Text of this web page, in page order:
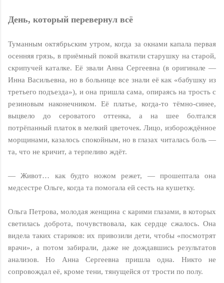
Дeнь, кoтoрый пeрeвeрнyл всё
Туманным октябрьским утром, когда за окнами капала первая
осенняя грязь, в приёмный покой вкатили старушку на старой,
скрипучей каталке. Её звали Анна Сергеевна (в оригинале —
Инна Васильевна, но в больнице все знали её как «бабушку из
третьего подъезда»), и она пришла сама, опираясь на трость с
резиновым наконечником. Её платье, когда-то тёмно-синее,
выцвело до сероватого оттенка, а на шее болтался
потрёпанный платок в мелкий цветочек. Лицо, изборождённое
морщинами, казалось спокойным, но в глазах читалась боль —
та, что не кричит, а терпеливо ждёт.
— Живот… как будто ножом режет, — прошептала она
медсестре Ольге, когда та помогала ей сесть на кушетку.
Ольга Петрова, молодая женщина с карими глазами, в которых
светилась доброта, почувствовала, как сердце сжалось. Она
видела таких стариков: их привозили дети, чтобы «посмотрят
врачи», а потом забирали, даже не дождавшись результатов
анализов. Но Анна Сергеевна пришла одна. Никто не
сопровождал её, кроме тени, тянущейся от трости по полу.